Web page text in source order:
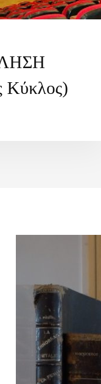
Κύκλος)